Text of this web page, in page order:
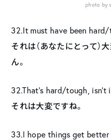
photo by
32.It must have been
それは（あなたにとって）
ん。
32.That’s hard/tough, isn’t
それは大変ですね。
33.I hope things get better